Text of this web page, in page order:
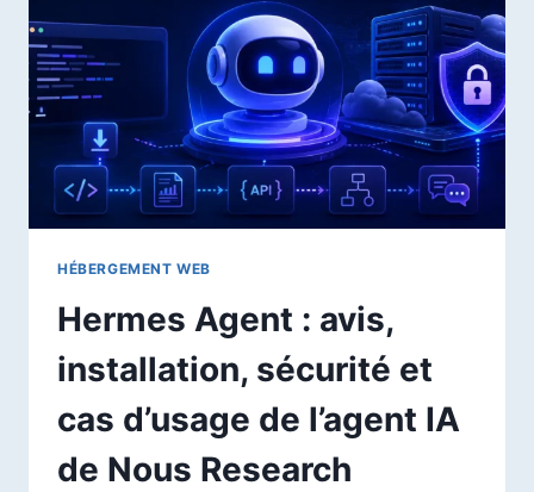
DE
CODE
IA
QUI
VEUT
REMPLACER
VS
CODE
HÉBERGEMENT WEB
Hermes Agent : avis,
installation, sécurité et
cas d’usage de l’agent IA
de Nous Research